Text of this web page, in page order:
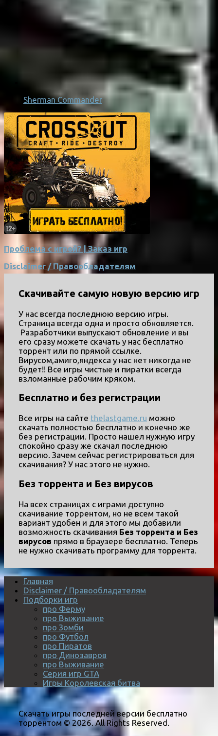
Sherman Commander
Проблема с игрой? | Заказ игр
Disclaimer / Правообладателям
Скачивайте самую новую версию игр
У нас всегда последнюю версию игры.
Страница всегда одна и просто обновляется.
Разработчики выпускают обновление и вы
его сразу можете скачать у нас бесплатно
торрент или по прямой ссылке.
Вирусом,амиго,яндекса у нас нет никогда не
будет!! Все игры чистые и пиратки всегда
взломанные рабочим кряком.
Бесплатно и без регистрации
Все игры на сайте thelastgame.ru можно
скачать полностью бесплатно и конечно же
без регистрации. Просто нашел нужную игру
спокойно сразу же скачал последнюю
версию. Зачем сейчас регистрироваться для
скачивания? У нас этого не нужно.
Без торрента и Без вирусов
На всех страницах с играми доступно
скачивание торрентом, но не всем такой
вариант удобен и для этого мы добавили
возможность скачивания Без торрента и Без
вирусов прямо в браузере бесплатно. Теперь
не нужно скачивать программу для торрента.
Главная
Disclaimer / Правообладателям
Подборки игр
про Ферму
про Выживание
про Зомби
про Футбол
про Пиратов
про Динозавров
про Выживание
Серия игр GTA
Игры Королевская битва
Скачать игры последней версии бесплатно
торрентом © 2026. All Rights Reserved.